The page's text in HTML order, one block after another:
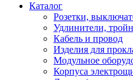
Каталог
Розетки,
Удлинители,
Кабель и провод
Изделия для
Модульное
Корпуса